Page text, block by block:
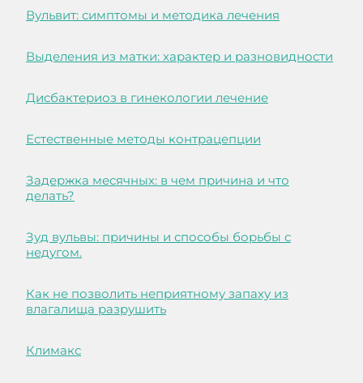
Вульвит: симптомы и методика лечения
Выделения из матки: характер и разновидности
Дисбактериоз в гинекологии лечение
Естественные методы контрацепции
Задержка месячных: в чем причина и что
делать?
Зуд вульвы: причины и способы борьбы с
недугом.
Как не позволить неприятному запаху из
влагалища разрушить
Климакс